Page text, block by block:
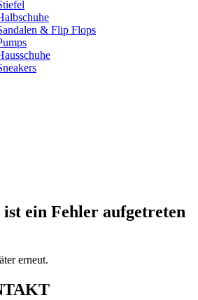
& Flip Flops
ein Fehler aufgetreten
erneut.